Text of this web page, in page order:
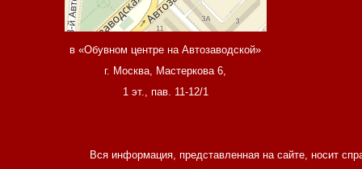
в «Обувном центре на Автозаводской»
г. Москва, Мастеркова 6,
1 эт., пав. 11-12/1
Вся информация, представленная на сайте, носит